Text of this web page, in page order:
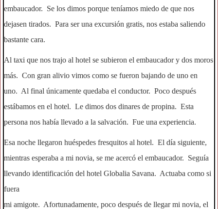
embaucador. Se los dimos porque teníamos miedo de que nos
dejasen tirados. Para ser una excursión gratis, nos estaba saliendo
bastante cara.
Al taxi que nos trajo al hotel se subieron el embaucador y dos moros
más. Con gran alivio vimos como se fueron bajando de uno en
uno. Al final únicamente quedaba el conductor. Poco después
estábamos en el hotel. Le dimos dos dinares de propina. Esta
persona nos había llevado a la salvación. Fue una experiencia.
Esa noche llegaron huéspedes fresquitos al hotel. El día siguiente,
mientras esperaba a mi novia, se me acercó el embaucador. Seguía
llevando identificación del hotel Globalia Savana. Actuaba como si
fuera
mi amigote. Afortunadamente, poco después de llegar mi novia, el